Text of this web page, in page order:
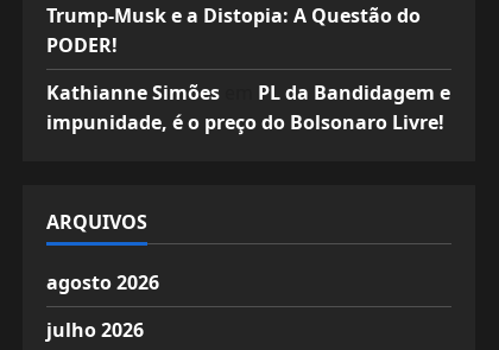
Trump-Musk e a Distopia: A Questão do
PODER!
Kathianne Simõesem PL da Bandidagem e
impunidade, é o preço do Bolsonaro Livre!
ARQUIVOS
agosto 2026
julho 2026